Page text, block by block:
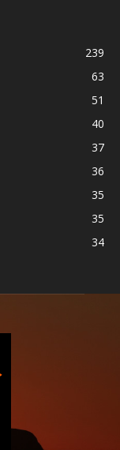
239
63
51
40
37
36
35
35
34